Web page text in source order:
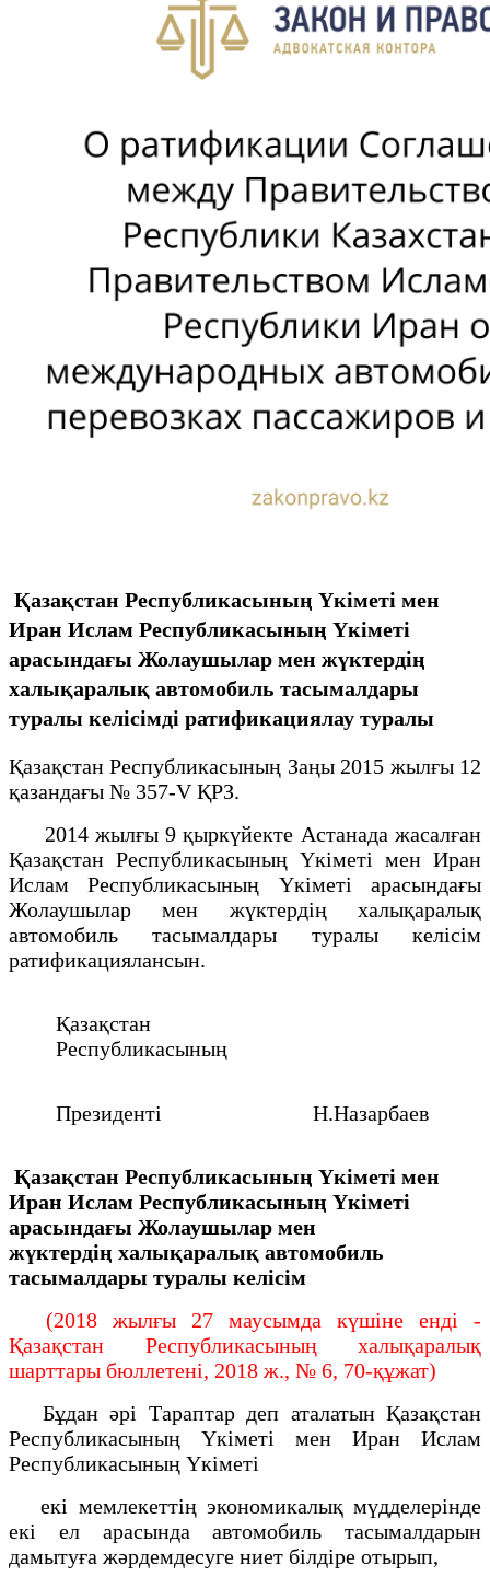
Қазақстан Республикасының Үкіметі мен
Иран Ислам Республикасының Үкіметі
арасындағы Жолаушылар мен жүктердің
халықаралық автомобиль тасымалдары
туралы келісімді ратификациялау туралы
Қазақстан Республикасының Заңы 2015 жылғы 12
қазандағы № 357-V ҚРЗ.
2014 жылғы 9 қыркүйекте Астанада жасалған
Қазақстан Республикасының Үкіметі мен Иран
Ислам Республикасының Үкіметі арасындағы
Жолаушылар мен жүктердің халықаралық
автомобиль тасымалдары туралы келісім
ратификациялансын.
Қазақстан
Республикасының
Президенті Н.Назарбаев
Қазақстан Республикасының Үкіметі мен
Иран Ислам Республикасының Үкіметі
арасындағы Жолаушылар мен
жүктердің халықаралық автомобиль
тасымалдары туралы келісім
(2018 жылғы 27 маусымда күшіне енді -
Қазақстан Республикасының халықаралық
шарттары бюллетені, 2018 ж., № 6, 70-құжат)
Бұдан әрі Тараптар деп аталатын Қазақстан
Республикасының Үкіметі мен Иран Ислам
Республикасының Үкіметі
екі мемлекеттің экономикалық мүдделерінде
екі ел арасында автомобиль тасымалдарын
дамытуға жәрдемдесуге ниет білдіре отырып,